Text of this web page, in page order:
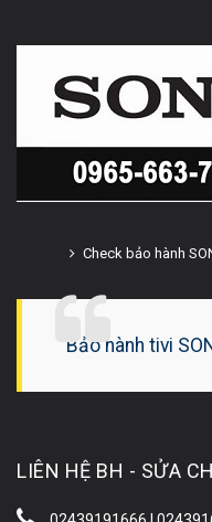
Check bảo hành
Bảo hành tivi
LIÊN HỆ BH - SỬA